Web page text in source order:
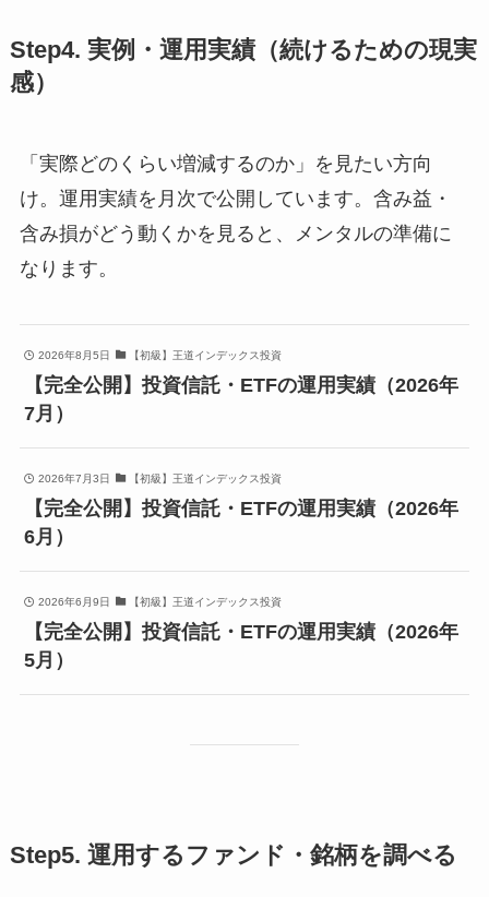
Step4. 実例・運用実績（続けるための現実
感）
「実際どのくらい増減するのか」を見たい方向
け。運用実績を月次で公開しています。含み益・
含み損がどう動くかを見ると、メンタルの準備に
なります。
2026年8月5日 【初級】王道インデックス投資
【完全公開】投資信託・ETFの運用実績（2026年
7月）
2026年7月3日 【初級】王道インデックス投資
【完全公開】投資信託・ETFの運用実績（2026年
6月）
2026年6月9日 【初級】王道インデックス投資
【完全公開】投資信託・ETFの運用実績（2026年
5月）
Step5. 運用するファンド・銘柄を調べる